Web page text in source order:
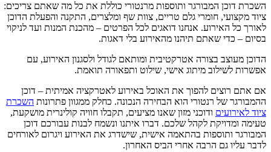
דוכן המבורגר ותוספות מרנטורי כוללת את כל מה שאתם צריכים:
מקצועי, חומרי גלם טריים, צוות שף ומלצרים, התקנה והפעלת הדוכן
כל האירוע. אנחנו דואגים לכל הפרטים – מהכנת המנות ועד לניקוי
– כדי שאתם תיהנו מהאירוע בלי דאגות.
מעוצב בצורה אטרקטיבית ומותאם לגודל ולסגנון האירוע, עם
לשילוב מיתוג אישי, שילוט ותפאורה תואמת.
אתם רוצים להפוך את האוכל באירוע לאטרקציה אמיתית – דוכן
של רנטורי הוא הבחירה הנכונה. כחלק ממגוון פתרונותהשכרת
לאירועיםודוכני מזון שאנו מציעים, תקבלו חוויה קולינרית מושקעת,
ומדויקת לקהל שלכם. דברו איתנו ונשמח לבנות עבורכם דוכן
ותוספות בהתאמה אישית, שישדרג את האירוע ויגרום לאורחים
עליו גם הרבה אחרי הביס האחרון.